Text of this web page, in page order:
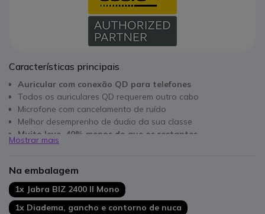
Características principais
Auricular com conexão QD para telefones
Todos os auriculares QD requerem outro cabo
Microfone com cancelamento de ruído
Melhor desemprenho de áudio da sua classe
Muito leve, 40% menos do que os restantes
3 estilos: diadema, gancho e contorno de nuca
Mostrar mais
Na embalagem
1x Jabra BIZ 2400 II Mono
1x Diadema, gancho e contorno de nuca